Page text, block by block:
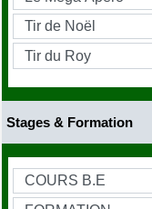
Stages & Formation